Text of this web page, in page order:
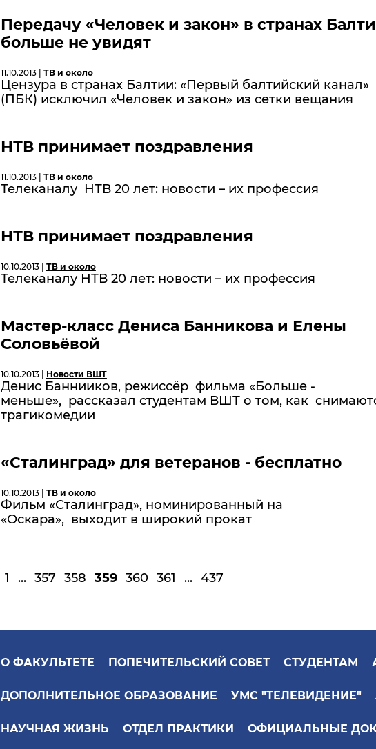
Передачу «Человек и закон» в странах
больше не увидят
11.10.2013 | ТВ и около
Цензура в странах Балтии: «Первый балтийский канал»
(ПБК) исключил «Человек и закон» из сетки вещания
НТВ принимает поздравления
11.10.2013 | ТВ и около
Телеканалу НТВ 20 лет: новости – их профессия
НТВ принимает поздравления
10.10.2013 | ТВ и около
Телеканалу НТВ 20 лет: новости – их профессия
Мастер-класс Дениса Банникова и Елены
Соловьёвой
10.10.2013 | Новости ВШТ
Денис Баннииков, режиссёр фильма «Больше -
меньше», рассказал студентам ВШТ о том, как
трагикомедии
«Сталинград» для ветеранов - бесплатно
10.10.2013 | ТВ и около
Фильм «Сталинград», номинированный на
«Оскара», выходит в широкий прокат
1 ... 357 358 359 360 361 ... 437
О ФАКУЛЬТЕТЕ ПОПЕЧИТЕЛЬСКИЙ СОВЕТ СТУДЕНТАМ
ДОПОЛНИТЕЛЬНОЕ ОБРАЗОВАНИЕ УМС "ТЕЛЕВИДЕНИЕ"
НАУЧНАЯ ЖИЗНЬ ОТДЕЛ ПРАКТИКИ ОФИЦИАЛЬНЫЕ